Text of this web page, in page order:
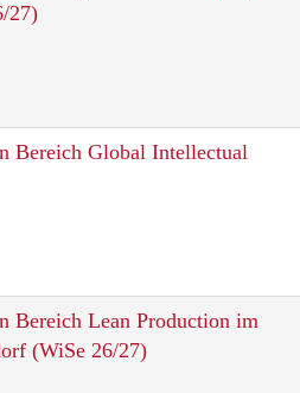
27)
Bereich Global Intellectual
Bereich Lean Production im
(WiSe 26/27)